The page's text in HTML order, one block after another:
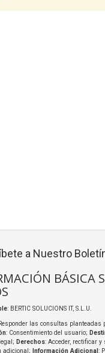
a Nuestro
BÁSICA
: BERTIC SOLUCIONS IT, S.L.U.
las consultas
: Consentimiento del usuario;
Derechos: Acceder, rectificar
adicional;
Información Adicional :